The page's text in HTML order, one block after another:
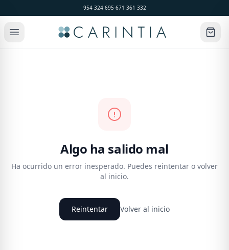
954 324 695·671 361 332
Algo ha salido mal
Ha ocurrido un error inesperado. Puedes reintentar o volver
al inicio.
Reintentar Volver al inicio